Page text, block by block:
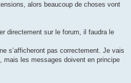
alors beaucoup de choses vont
directement sur le forum, il faudra le
s’afficheront pas correctement. Je vais
mais les messages doivent en principe